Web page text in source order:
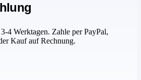
4 Werktagen. Zahle per PayPal,
Kauf auf Rechnung.